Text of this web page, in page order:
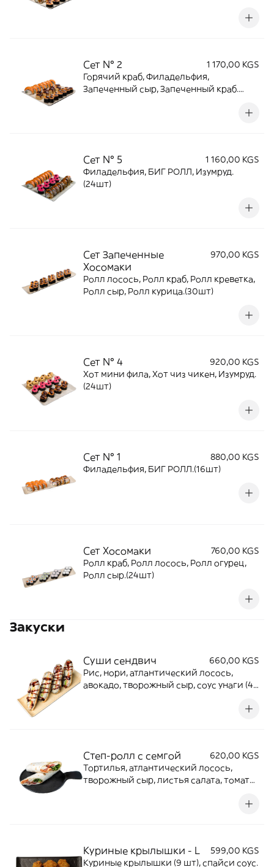
Сет № 2
1 170,00 KGS
Горячий краб, Филадельфия,
Запеченный сыр, Запеченный краб.
Сет № 5
1 160,00 KGS
Филадельфия, БИГ РОЛЛ, Изумруд.
(24шт)
Сет Запеченные
Хосомаки
970,00 KGS
Ролл лосось, Ролл краб, Ролл креветка,
Ролл сыр, Ролл курица.(30шт)
Сет № 4
920,00 KGS
Хот мини фила, Хот чиз чикен, Изумруд.
(24шт)
Сет № 1
880,00 KGS
Филадельфия, БИГ РОЛЛ.(16шт)
Сет Хосомаки
760,00 KGS
Ролл краб, Ролл лосось, Ролл огурец,
Ролл сыр.(24шт)
Закуски
Суши сендвич
660,00 KGS
Рис, нори, атлантический лосось,
авокадо, творожный сыр, соус унаги (4
Степ-ролл с семгой
620,00 KGS
Тортилья, атлантический лосось,
творожный сыр, листья салата, томаты,
Куриные крылышки - L
599,00 KGS
Куриные крылышки (9 шт), спайси соус.